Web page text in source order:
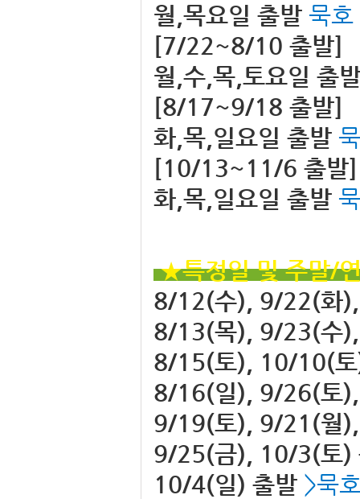
월,목요일 출발 묵호
[7/22~8/10 출발]
월,수,목,토요일 출
[8/17~9/18 출발]
화,목,일요일 출발
[10/13~11/6 출
화,목,일요일 출발
★특정일 및
8/12(수), 9/22(화
8/13(목), 9/23(수
8/15(토), 10/10(토
8/16(일), 9/26(토
9/19(토), 9/21(월
9/25(금), 10/3(토)
10/4(일) 출발 >묵